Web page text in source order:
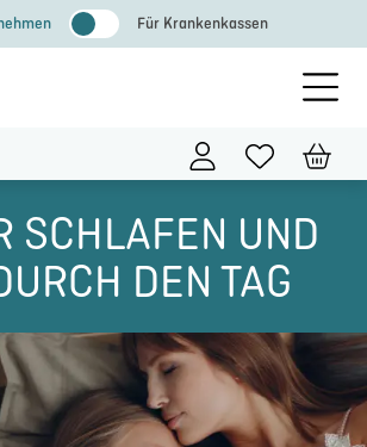
Für Krankenkassen
SCHLAFEN UND
DEN TAG